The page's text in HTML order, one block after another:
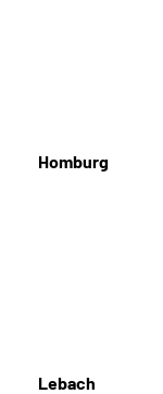
Homburg
Lebach